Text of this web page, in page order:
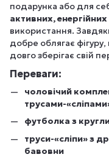
подарунка або для
активних, енергійних
використання.
добре облягає
довго зберігає свій
Переваги:
чоловічий
трусами-
футболка з
труси-«сліпи» з
бавовни